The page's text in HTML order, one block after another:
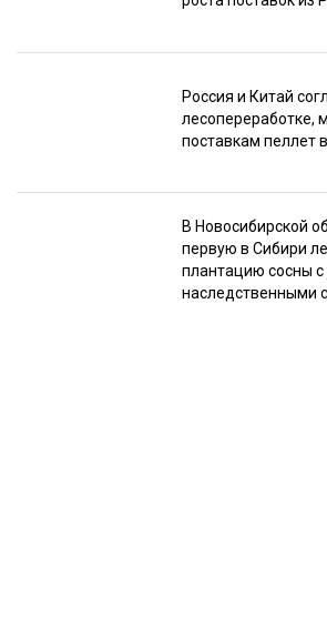
Россия и Китай
лесопереработке,
поставкам пеллет
В Новосибирской
первую в Сибири
плантацию сосны
наследственными